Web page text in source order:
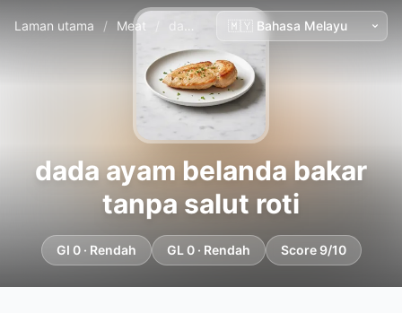
Laman utama / Meat dada ayam belanda bakar tanpa salut roti
dada ayam belanda bakar
tanpa salut roti
GI 0 · Rendah GL 0 · Rendah Score 9/10